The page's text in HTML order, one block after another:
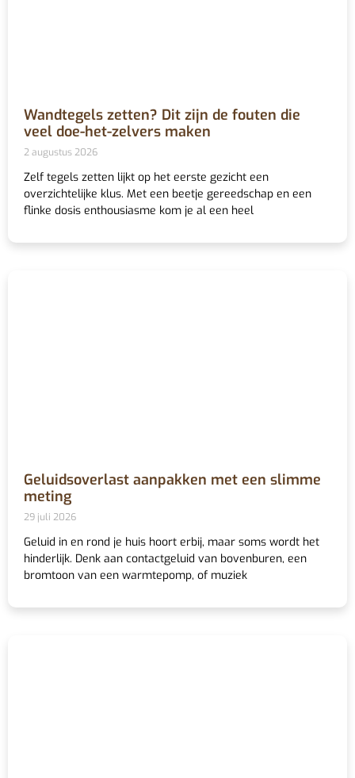
Wandtegels zetten? Dit zijn de fouten die
veel doe-het-zelvers maken
2 augustus 2026
Zelf tegels zetten lijkt op het eerste gezicht een
overzichtelijke klus. Met een beetje gereedschap en een
flinke dosis enthousiasme kom je al een heel
Geluidsoverlast aanpakken met een slimme
meting
29 juli 2026
Geluid in en rond je huis hoort erbij, maar soms wordt het
hinderlijk. Denk aan contactgeluid van bovenburen, een
bromtoon van een warmtepomp, of muziek